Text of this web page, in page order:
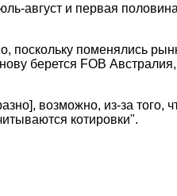
август и первая
поскольку поменялись
берется FOB Австралия,
возможно, из-за того,
котировки".